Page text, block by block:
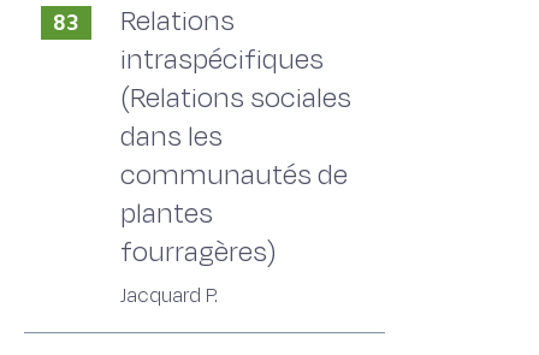
83
Relations
intraspécifiques
(Relations sociales
dans les
communautés de
plantes
fourragères)
Jacquard P.